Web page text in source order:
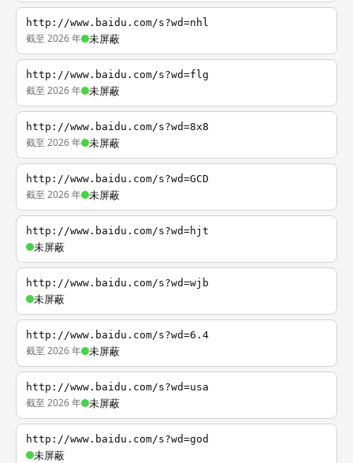
http://www.baidu.com/s?wd=nhl
截至 2026 年 未屏蔽
http://www.baidu.com/s?wd=flg
截至 2026 年 未屏蔽
http://www.baidu.com/s?wd=8x8
截至 2026 年 未屏蔽
http://www.baidu.com/s?wd=GCD
截至 2026 年 未屏蔽
http://www.baidu.com/s?wd=hjt
未屏蔽
http://www.baidu.com/s?wd=wjb
未屏蔽
http://www.baidu.com/s?wd=6.4
截至 2026 年 未屏蔽
http://www.baidu.com/s?wd=usa
截至 2026 年 未屏蔽
http://www.baidu.com/s?wd=god
未屏蔽